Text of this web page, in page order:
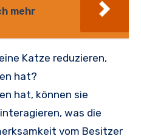
mehr
Katze reduzieren,
hat?
hat, können sie
was die
vom Besitzer